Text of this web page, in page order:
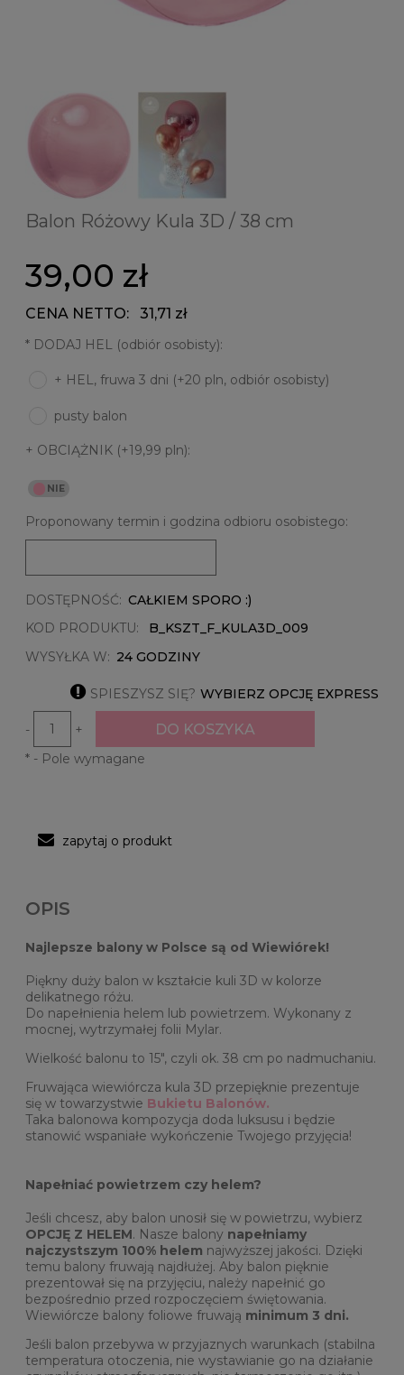
Balon Różowy Kula 3D / 38 cm
39,00 zł
CENA NETTO: 31,71 zł
* DODAJ HEL (odbiór osobisty):
+ HEL, fruwa 3 dni (+20 pln, odbiór osobisty)
pusty balon
+ OBCIĄŻNIK (+19,99 pln):
Proponowany termin i godzina odbioru osobistego:
DOSTĘPNOŚĆ: CAŁKIEM SPORO :)
KOD PRODUKTU:
B_KSZT_F_KULA3D_009
WYSYŁKA W: 24 GODZINY
 SPIESZYSZ SIĘ? WYBIERZ OPCJĘ EXPRESS
- + DO KOSZYKA
* - Pole wymagane
zapytaj o produkt
OPIS
Najlepsze balony w Polsce są od Wiewiórek!
Piękny duży balon w kształcie kuli 3D w kolorze
delikatnego różu.
Do napełnienia helem lub powietrzem. Wykonany z
mocnej, wytrzymałej folii Mylar.
Wielkość balonu to 15", czyli ok. 38 cm po nadmuchaniu.
Fruwająca wiewiórcza kula 3D przepięknie prezentuje
się w towarzystwie Bukietu Balonów.
Taka balonowa kompozycja doda luksusu i będzie
stanowić wspaniałe wykończenie Twojego przyjęcia!
Napełniać powietrzem czy helem?
Jeśli chcesz, aby balon unosił się w powietrzu, wybierz
OPCJĘ Z HELEM. Nasze balony napełniamy
najczystszym 100% helem najwyższej jakości. Dzięki
temu balony fruwają najdłużej. Aby balon pięknie
prezentował się na przyjęciu, należy napełnić go
bezpośrednio przed rozpoczęciem świętowania.
Wiewiórcze balony foliowe fruwają minimum 3 dni.
Jeśli balon przebywa w przyjaznych warunkach (stabilna
temperatura otoczenia, nie wystawianie go na działanie